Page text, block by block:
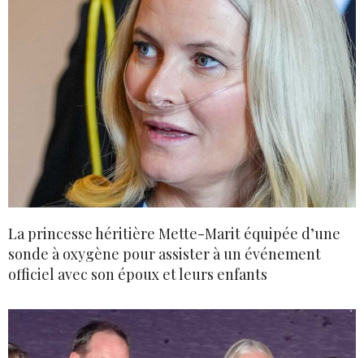
La princesse héritière Mette-Marit équipée d’une
sonde à oxygène pour assister à un événement
officiel avec son époux et leurs enfants